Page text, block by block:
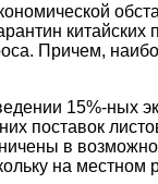
Причем,
15%-ных
поставок
в
на местном